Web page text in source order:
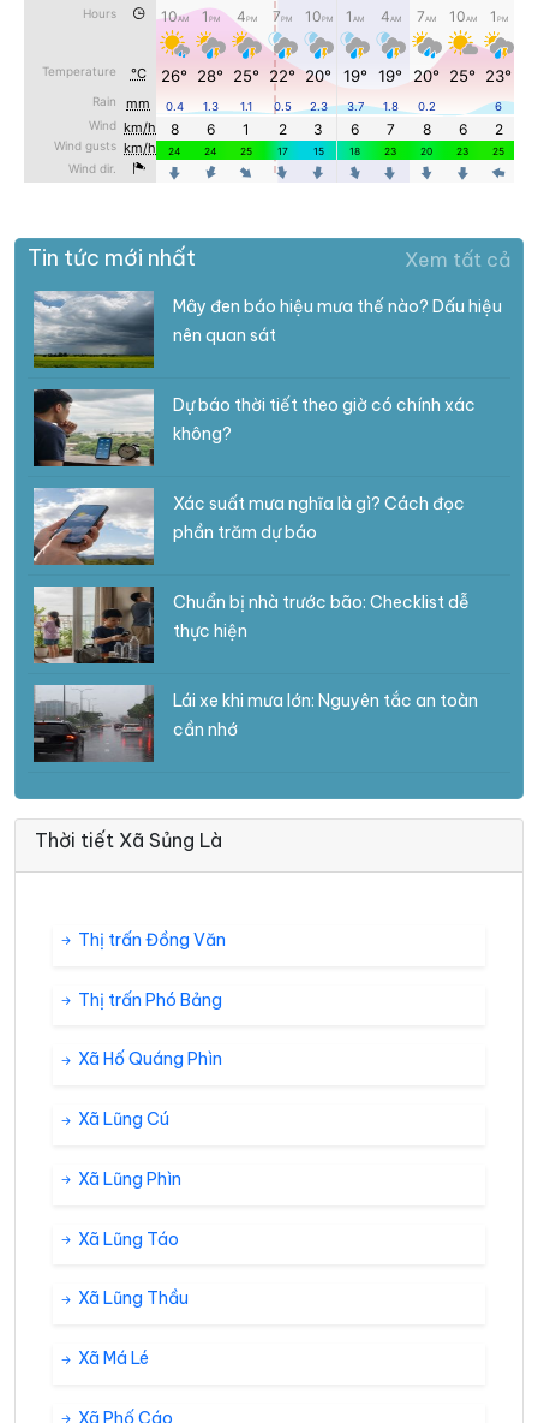
Tin tức mới nhất Xem tất cả
Mây đen báo hiệu mưa thế nào? Dấu hiệu
nên quan sát
Dự báo thời tiết theo giờ có chính xác
không?
Xác suất mưa nghĩa là gì? Cách đọc
phần trăm dự báo
Chuẩn bị nhà trước bão: Checklist dễ
thực hiện
Lái xe khi mưa lớn: Nguyên tắc an toàn
cần nhớ
Thời tiết Xã Sủng Là
Thị trấn Đồng Văn
Thị trấn Phó Bảng
Xã Hố Quáng Phìn
Xã Lũng Cú
Xã Lũng Phìn
Xã Lũng Táo
Xã Lũng Thầu
Xã Má Lé
Xã Phố Cáo